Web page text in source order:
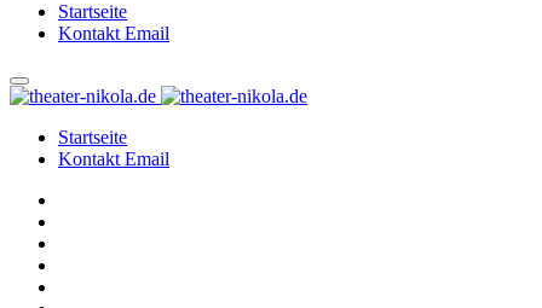
Startseite
Kontakt Email
Startseite
Kontakt Email